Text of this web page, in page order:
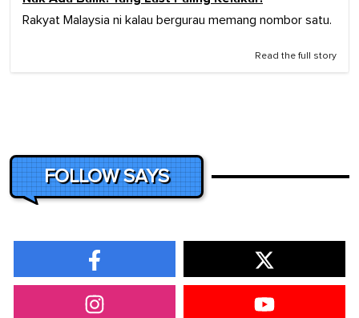
Rakyat Malaysia ni kalau bergurau memang nombor satu.
Read the full story
FOLLOW SAYS